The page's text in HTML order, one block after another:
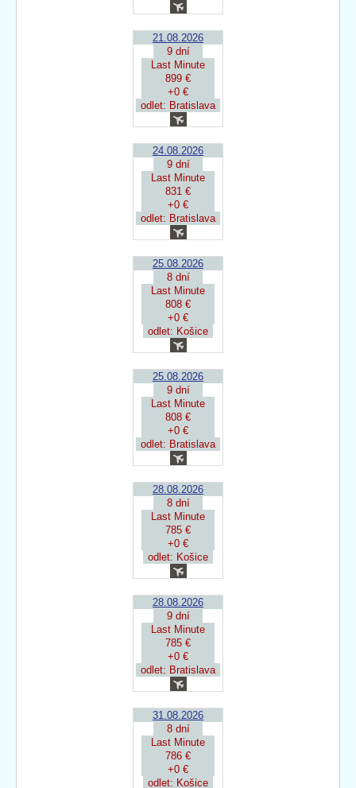
21.08.2026
9 dní
Last Minute
899 €
+0 €
odlet: Bratislava
24.08.2026
9 dní
Last Minute
831 €
+0 €
odlet: Bratislava
25.08.2026
8 dní
Last Minute
808 €
+0 €
odlet: Košice
25.08.2026
9 dní
Last Minute
808 €
+0 €
odlet: Bratislava
28.08.2026
8 dní
Last Minute
785 €
+0 €
odlet: Košice
28.08.2026
9 dní
Last Minute
785 €
+0 €
odlet: Bratislava
31.08.2026
8 dní
Last Minute
786 €
+0 €
odlet: Košice